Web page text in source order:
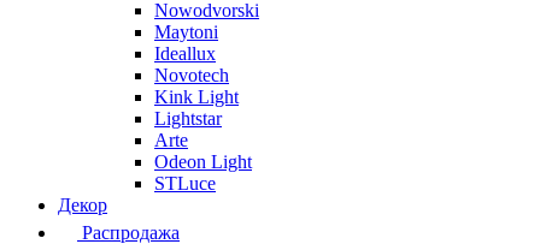
Nowodvorski
Maytoni
Ideallux
Novotech
Kink Light
Lightstar
Arte
Odeon Light
STLuce
Декор
Распродажа